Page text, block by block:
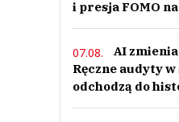
i presja FOMO
07.08.
AI
Ręczne audyty
odchodzą do